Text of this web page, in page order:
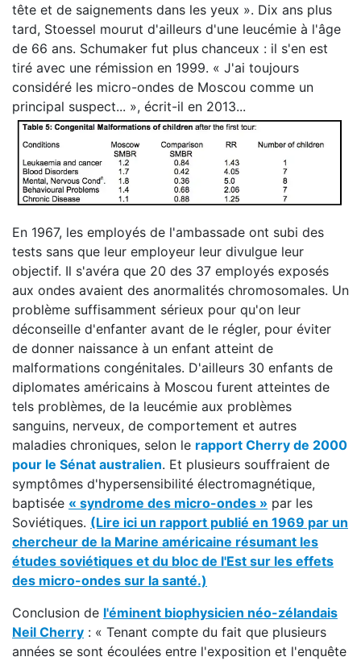
tête et de saignements dans les yeux ». Dix ans plus
tard, Stoessel mourut d'ailleurs d'une leucémie à l'âge
de 66 ans. Schumaker fut plus chanceux : il s'en est
tiré avec une rémission en 1999. « J'ai toujours
considéré les micro-ondes de Moscou comme un
principal suspect... », écrit-il en 2013...
En 1967, les employés de l'ambassade ont subi des
tests sans que leur employeur leur divulgue leur
objectif. Il s'avéra que 20 des 37 employés exposés
aux ondes avaient des anormalités chromosomales. Un
problème suffisamment sérieux pour qu'on leur
déconseille d'enfanter avant de le régler, pour éviter
de donner naissance à un enfant atteint de
malformations congénitales. D'ailleurs 30 enfants de
diplomates américains à Moscou furent atteintes de
tels problèmes, de la leucémie aux problèmes
sanguins, nerveux, de comportement et autres
maladies chroniques, selon le rapport Cherry de 2000
pour le Sénat australien. Et plusieurs souffraient de
symptômes d'hypersensibilité électromagnétique,
baptisée « syndrome des micro-ondes » par les
Soviétiques. (Lire ici un rapport publié en 1969 par un
chercheur de la Marine américaine résumant les
études soviétiques et du bloc de l'Est sur les effets
des micro-ondes sur la santé.)
Conclusion de l'éminent biophysicien néo-zélandais
Neil Cherry : « Tenant compte du fait que plusieurs
années se sont écoulées entre l'exposition et l'enquête